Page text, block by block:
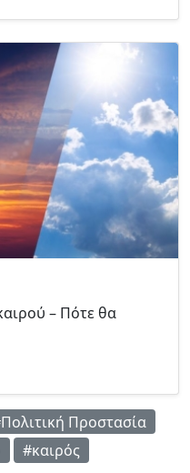
– Πότε θα
Προστασία
#καιρός